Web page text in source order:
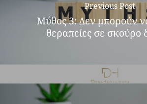
Previous Post
Μύθος 3: Δεν μπορούν
θεραπείες σε σκούρο